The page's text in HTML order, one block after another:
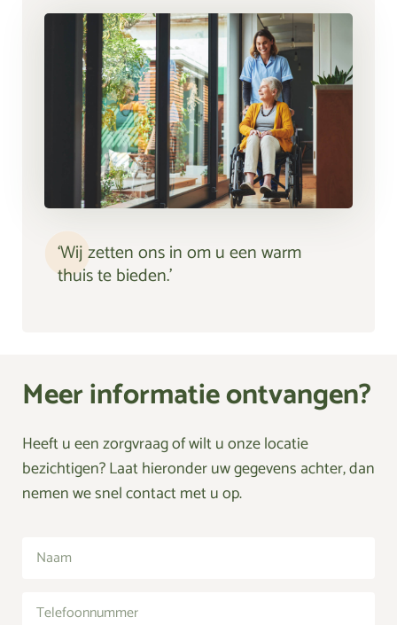
‘Wij zetten ons in om u een warm
thuis te bieden.’
Meer informatie ontvangen?
Heeft u een zorgvraag of wilt u onze locatie
bezichtigen? Laat hieronder uw gegevens achter, dan
nemen we snel contact met u op.